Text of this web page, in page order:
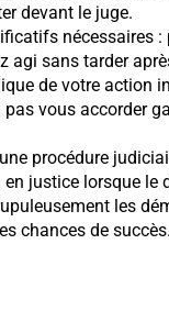
devant le juge.
nécessaires
agi sans tarder
de votre action
vous accorder
procédure
justice lorsque
les
chances de succès.